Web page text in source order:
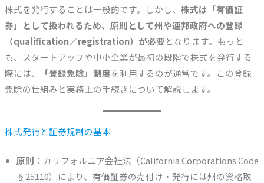
株式を発行することは一般的です。しかし、 株式は「有価証
券」として扱われるため、原則として州や連邦政府への登録
（qualification／registration）が必要となります。もっと
も、スタートアップや中小企業が最初の段階で株式を発行する
際には、
「登録免除」制度を利用するのが通常です。この登録
免除の仕組みと実務上の手続きについて解説します。
株式発行と証券規制の基本
原則 ：カリフォルニア会社法（California Corporations Code
§25110）により、有価証券の売付け・発行には州の資格取